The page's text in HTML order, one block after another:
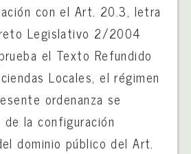
con el Art. 20.3, letra
Legislativo 2/2004
el Texto Refundido
Locales, el régimen
ordenanza se
la configuración
dominio público del Art.